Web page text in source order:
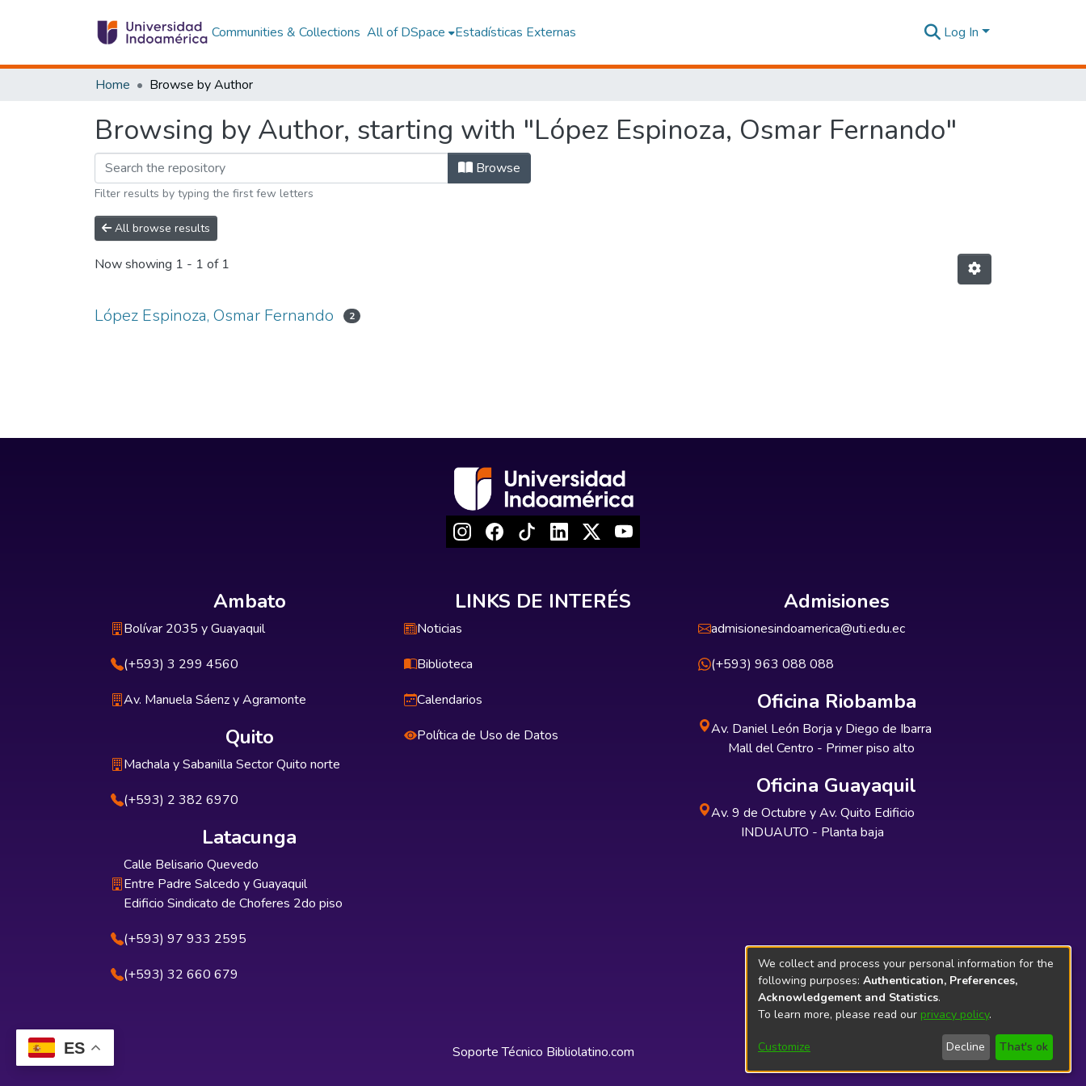
ES
Communities & Collections All of DSpace Estadísticas Externas Log In
Home Browse by Author
Browsing by Author, starting with "López Espinoza, Osmar Fernando"
Browse
Filter results by typing the first few letters
All browse results
Now showing 1 - 1 of 1
López Espinoza, Osmar Fernando 2
Ambato
Bolívar 2035 y Guayaquil
(+593) 3 299 4560
Av. Manuela Sáenz y Agramonte
Quito
Machala y Sabanilla Sector Quito norte
(+593) 2 382 6970
Latacunga
Calle Belisario Quevedo
Entre Padre Salcedo y Guayaquil
Edificio Sindicato de Choferes 2do piso
(+593) 97 933 2595
(+593) 32 660 679
LINKS DE INTERÉS
Noticias
Biblioteca
Calendarios
Política de Uso de Datos
Admisiones
admisionesindoamerica@uti.edu.ec
(+593) 963 088 088
Oficina Riobamba
Av. Daniel León Borja y Diego de Ibarra
Mall del Centro - Primer piso alto
Oficina Guayaquil
Av. 9 de Octubre y Av. Quito Edificio
INDUAUTO - Planta baja
Soporte Técnico Bibliolatino.com
We collect and process your personal information for the
following purposes: Authentication, Preferences,
Acknowledgement and Statistics.
To learn more, please read our privacy policy.
Customize Decline That's ok